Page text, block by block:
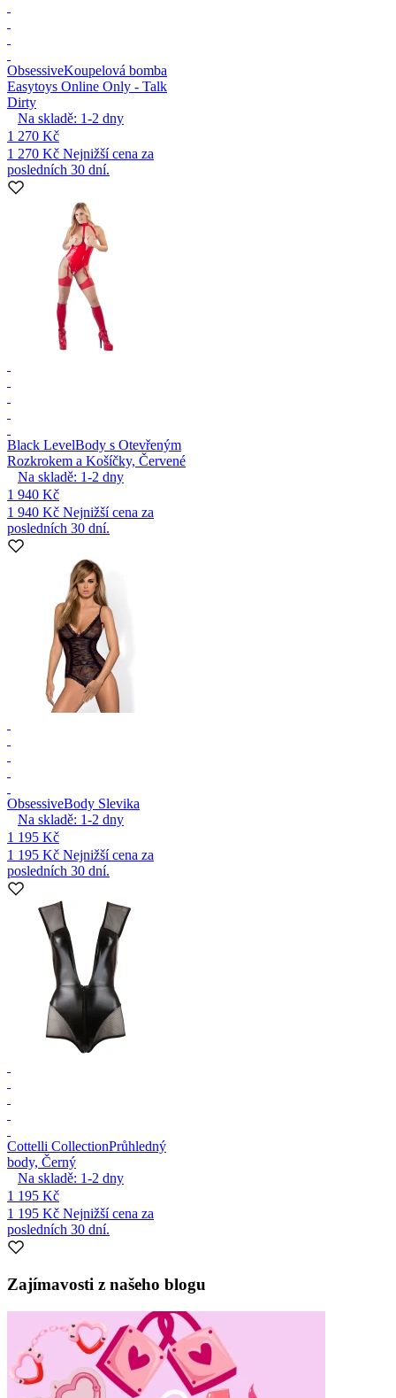
ObsessiveKoupelová bomba
Easytoys Online Only - Talk
Dirty
Na skladě: 1-2 dny
1 270 Kč
1 270 Kč Nejnižší cena za
posledních 30 dní.
Black LevelBody s Otevřeným
Rozkrokem a Košíčky, Červené
Na skladě: 1-2 dny
1 940 Kč
1 940 Kč Nejnižší cena za
posledních 30 dní.
ObsessiveBody Slevika
Na skladě: 1-2 dny
1 195 Kč
1 195 Kč Nejnižší cena za
posledních 30 dní.
Cottelli CollectionPrůhledný
body, Černý
Na skladě: 1-2 dny
1 195 Kč
1 195 Kč Nejnižší cena za
posledních 30 dní.
Zajímavosti z našeho blogu